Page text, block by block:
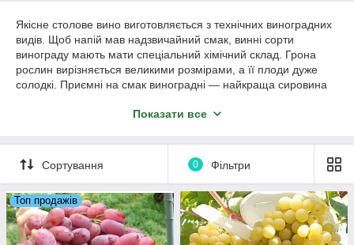
Якісне столове вино виготовляється з технічних виноградних
видів. Щоб напій мав надзвичайний смак, винні сорти
винограду мають мати спеціальний хімічний склад. Грона
рослин вирізняється великими розмірами, а її плоди дуже
солодкі. Приємні на смак виноградні — найкраща сировина
Не ушкоджуються грибковими інфекціями;
Мають соковиту ягоду;
Стійкі до морозів;
Вирощуються в невибагливих умовах.
Показати все
Сортування 0 Фільтри
Топ продажів